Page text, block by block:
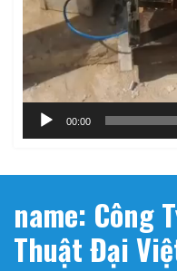
00:00
name: Công
Thuật Đại